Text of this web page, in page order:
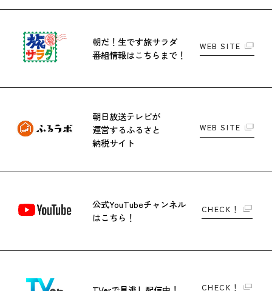
朝だ！生です旅サラダ
番組情報はこちらまで！
WEB SITE
朝日放送テレビが
運営するふるさと
納税サイト
WEB SITE
公式YouTubeチャンネル
はこちら！
CHECK！
CHECK！